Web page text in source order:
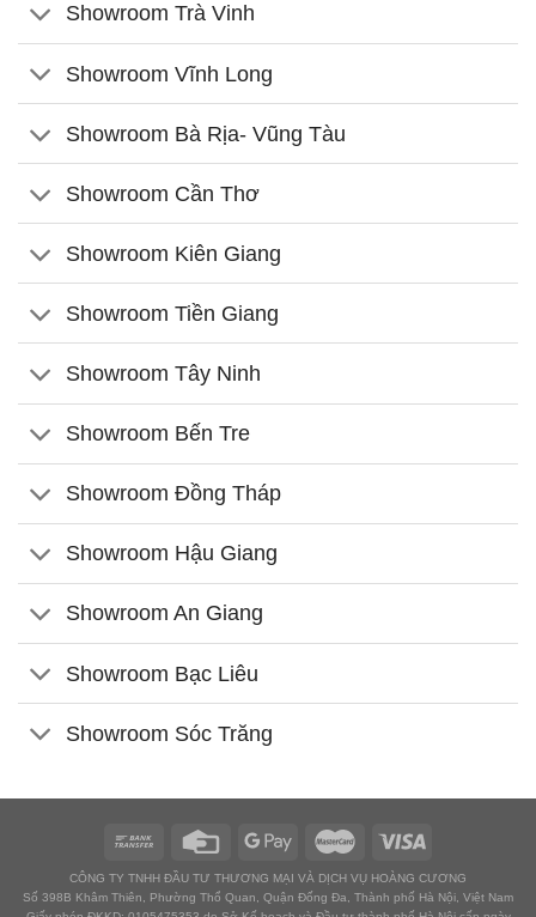
Showroom Trà Vinh
Showroom Vĩnh Long
Showroom Bà Rịa- Vũng Tàu
Showroom Cần Thơ
Showroom Kiên Giang
Showroom Tiền Giang
Showroom Tây Ninh
Showroom Bến Tre
Showroom Đồng Tháp
Showroom Hậu Giang
Showroom An Giang
Showroom Bạc Liêu
Showroom Sóc Trăng
CÔNG TY TNHH ĐẦU TƯ THƯƠNG MẠI VÀ DỊCH VỤ HOÀNG CƯƠNG
Số 398B Khâm Thiên, Phường Thổ Quan, Quận Đống Đa, Thành phố Hà Nội, Việt Nam